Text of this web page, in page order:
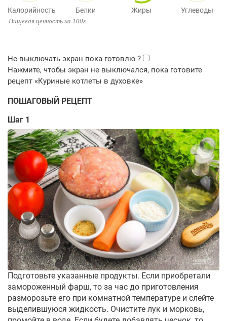
Калорийность Белки Жиры Углеводы
Пищевая ценность на 100г.
ПОШАГОВЫЙ РЕЦЕПТ
Шаг 1
Подготовьте указанные продукты. Если приобретали
замороженный фарш, то за час до приготовления
разморозьте его при комнатной температуре и слейте
выделившуюся жидкость. Очистите лук и морковь,